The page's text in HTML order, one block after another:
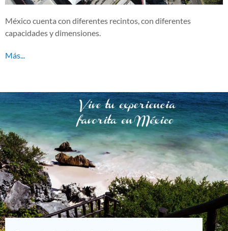
México cuenta con diferentes recintos, con diferentes
capacidades y dimensiones.
Más...